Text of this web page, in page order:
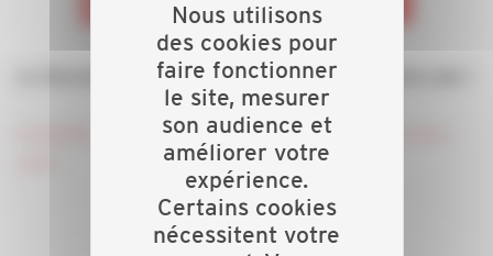
Le Document Unique est obligatoire, ne l'oubliez pas !
Consultez notre invitation à l'atelier DUER et inscrivez-
Nous utilisons
des cookies pour
faire fonctionner
le site, mesurer
son audience et
améliorer votre
expérience.
Certains cookies
nécessitent votre